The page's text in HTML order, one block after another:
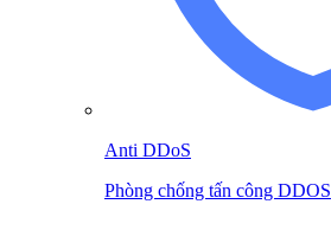
Anti DDoS
Phòng chống tấn công DDOS